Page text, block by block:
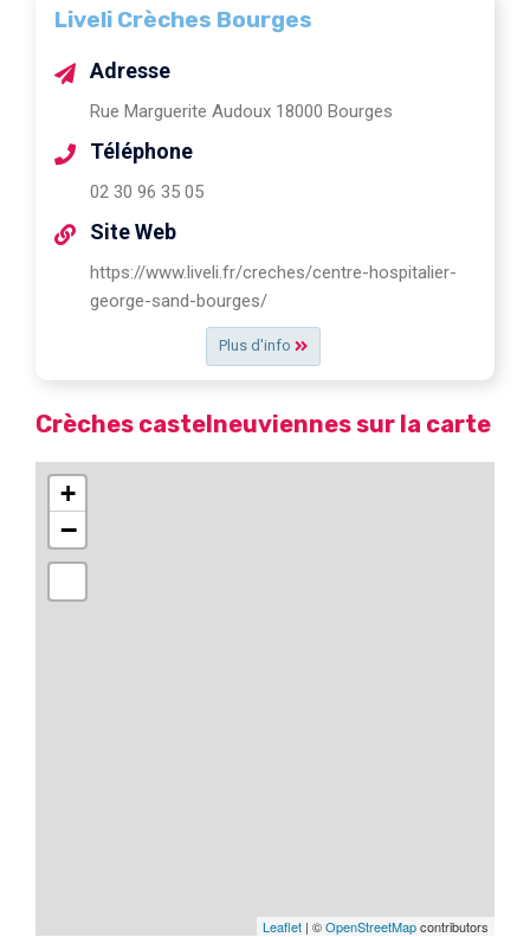
Liveli Crèches Bourges
Plus d'info
Adresse
Rue Marguerite Audoux 18000 Bourges
Téléphone
02 30 96 35 05
Site Web
https://www.liveli.fr/creches/centre-hospitalier-
george-sand-bourges/
Crèches castelneuviennes sur la carte
+
−
Leaflet | ©OpenStreetMapcontributors